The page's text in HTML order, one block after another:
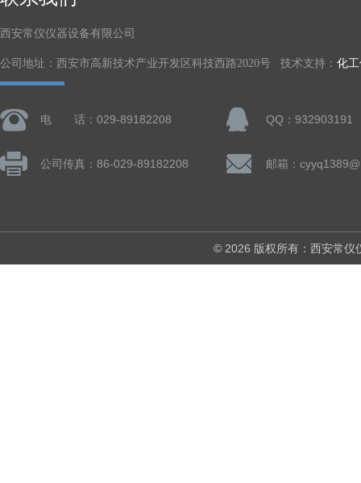
西安常仪仪器设备有限公司
公司地址：西安市高新技术产业开发区科技西路2020号 技术支持： 化
电 话：029-89182208 QQ：932903191
公司传真：86-029-89182208 邮箱：
© 2026 版权所有：西安常